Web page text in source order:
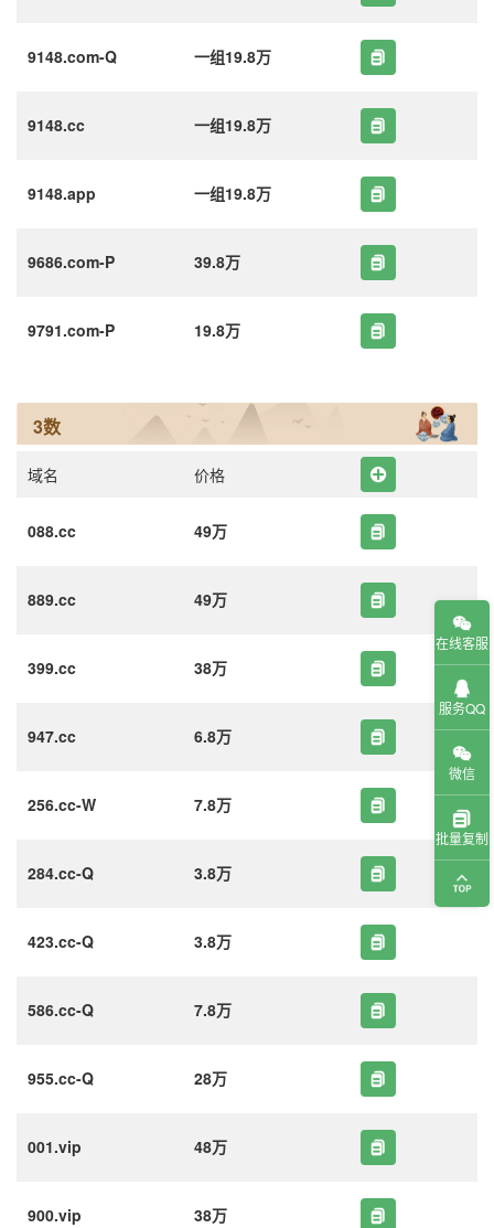
9148.com-Q 一组19.8万
9148.cc 一组19.8万
9148.app 一组19.8万
9686.com-P 39.8万
9791.com-P 19.8万
3数
域名 价格
088.cc 49万
889.cc 49万
399.cc 38万
947.cc 6.8万
256.cc-W 7.8万
284.cc-Q 3.8万
423.cc-Q 3.8万
586.cc-Q 7.8万
955.cc-Q 28万
001.vip 48万
900.vip 38万
在线客服
服务QQ
微信
批量复制